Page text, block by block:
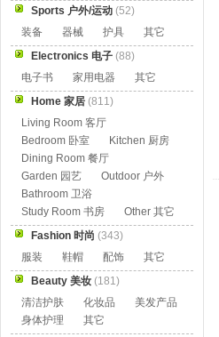
Sports 户外/运动 (52)
装备
器械 护具
其它
Electronics 电子 (88)
电子书
家用电器
其它
Home 家居 (811)
Living Room 客厅
Bedroom 卧室
Kitchen 厨房
Dining Room 餐厅
Garden 园艺
Outdoor 户外
Bathroom 卫浴
Study Room 书房
Other 其它
Fashion 时尚 (343)
服装
鞋帽 配饰
其它
Beauty 美妆 (181)
清洁护肤
化妆品
美发产品
身体护理
其它